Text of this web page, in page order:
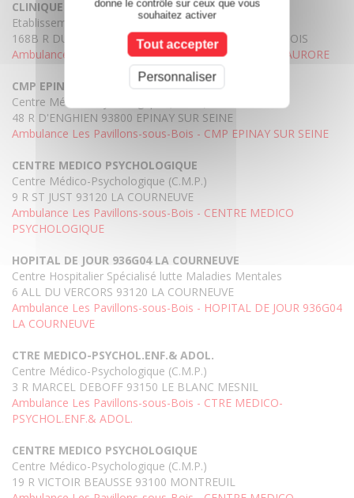
CLINIQUE DE L'AURORE
Etablissement de Convalescence et de Repos
168B R DU GENERAL LECLERC 93110 ROSNY SOUS BOIS
Ambulance Les Pavillons-sous-Bois - CLINIQUE DE L'AURORE
CMP EPINAY SUR SEINE
Centre Médico-Psychologique (C.M.P.)
48 R D'ENGHIEN 93800 EPINAY SUR SEINE
Ambulance Les Pavillons-sous-Bois - CMP EPINAY SUR SEINE
CENTRE MEDICO PSYCHOLOGIQUE
Centre Médico-Psychologique (C.M.P.)
9 R ST JUST 93120 LA COURNEUVE
Ambulance Les Pavillons-sous-Bois - CENTRE MEDICO
PSYCHOLOGIQUE
HOPITAL DE JOUR 936G04 LA COURNEUVE
Centre Hospitalier Spécialisé lutte Maladies Mentales
6 ALL DU VERCORS 93120 LA COURNEUVE
Ambulance Les Pavillons-sous-Bois - HOPITAL DE JOUR 936G04
LA COURNEUVE
CTRE MEDICO-PSYCHOL.ENF.& ADOL.
Centre Médico-Psychologique (C.M.P.)
3 R MARCEL DEBOFF 93150 LE BLANC MESNIL
Ambulance Les Pavillons-sous-Bois - CTRE MEDICO-
PSYCHOL.ENF.& ADOL.
CENTRE MEDICO PSYCHOLOGIQUE
Centre Médico-Psychologique (C.M.P.)
19 R VICTOIR BEAUSSE 93100 MONTREUIL
donne le contrôle sur ceux que vous
souhaitez activer
Tout accepter
Personnaliser